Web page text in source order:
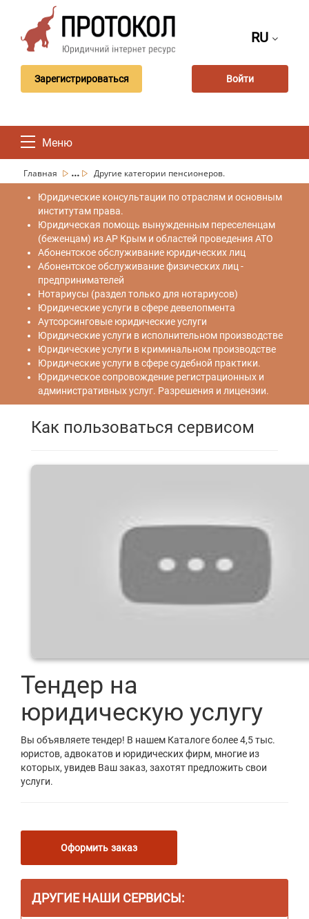
RU
Зарегистрироваться Войти
Меню
Главная ... Другие категории пенсионеров.
Юридические консультации по отраслям и основным
институтам права.
Юридическая помощь вынужденным переселенцам
(беженцам) из АР Крым и областей проведения АТО
Абонентское обслуживание юридических лиц
Абонентское обслуживание физических лиц -
предпринимателей
Нотариусы (раздел только для нотариусов)
Юридические услуги в сфере девелопмента
Аутсорсинговые юридические услуги
Юридические услуги в исполнительном производстве
Юридические услуги в криминальном производстве
Юридические услуги в сфере судебной практики.
Юридическое сопровождение регистрационных и
административных услуг. Разрешения и лицензии.
Как пользоваться сервисом
Тендер на
юридическую услугу
Вы объявляете тендер! В нашем Каталоге более 4,5 тыс.
юристов, адвокатов и юридических фирм, многие из
которых, увидев Ваш заказ, захотят предложить свои
услуги.
Оформить заказ
ДРУГИЕ НАШИ СЕРВИСЫ: